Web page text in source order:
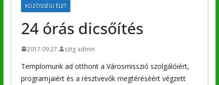
KÖZÖSSÉGI ÉLET
24 órás dicsőítés
2017.09.27. sztg admin
Templomunk ad otthont a Városmisszió szolgálóiért,
programjaiért és a résztvevők megtéréséért végzett